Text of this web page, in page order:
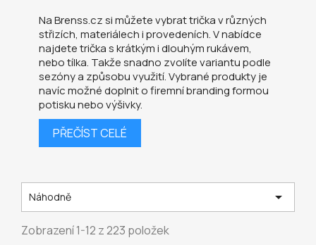
Na Brenss.cz si můžete vybrat trička v různých
střizích, materiálech i provedeních. V nabídce
najdete trička s krátkým i dlouhým rukávem,
nebo tílka. Takže snadno zvolíte variantu podle
sezóny a způsobu využití. Vybrané produkty je
navíc možné doplnit o firemní branding formou
potisku nebo výšivky.
PŘEČÍST CELÉ
Náhodně 
Zobrazení 1-12 z 223 položek